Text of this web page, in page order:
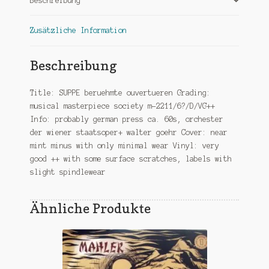
Zusätzliche Information
Beschreibung
Title: SUPPE beruehmte ouvertueren Grading:
musical masterpiece society m-2211/6?/D/VG++
Info: probably german press ca. 60s, orchester
der wiener staatsoper+ walter goehr Cover: near
mint minus with only minimal wear Vinyl: very
good ++ with some surface scratches, labels with
slight spindlewear
Ähnliche Produkte